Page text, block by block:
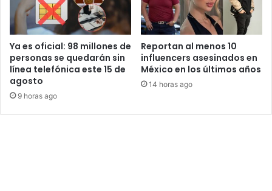
Ya es oficial: 98 millones de
personas se quedarán sin
línea telefónica este 15 de
agosto
9 horas ago
Reportan al menos 10
influencers asesinados en
México en los últimos años
14 horas ago